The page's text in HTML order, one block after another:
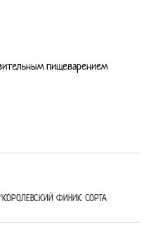
пищеварением
ФИНИК СОРТА